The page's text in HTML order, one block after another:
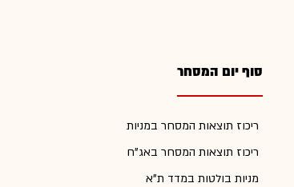
סוף יום המסחר
ריכוז תוצאות המסחר במניות
ריכוז תוצאות המסחר באג"ח
מניות בולטות במדד ת"א